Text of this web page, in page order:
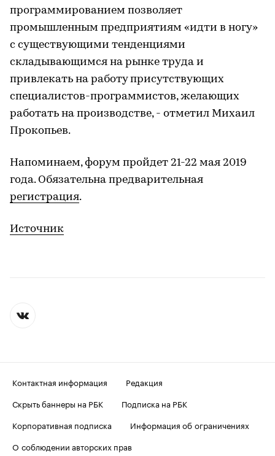
программированием позволяет
промышленным предприятиям «идти в ногу»
с существующими тенденциями
складывающимся на рынке труда и
привлекать на работу присутствующих
специалистов-программистов, желающих
работать на производстве, - отметил Михаил
Прокопьев.
Напоминаем, форум пройдет 21-22 мая 2019
года. Обязательна предварительная
регистрация.
Источник
Контактная информация
Редакция
Скрыть баннеры на РБК
Подписка на РБК
Корпоративная подписка
Информация об ограничениях
О соблюдении авторских прав